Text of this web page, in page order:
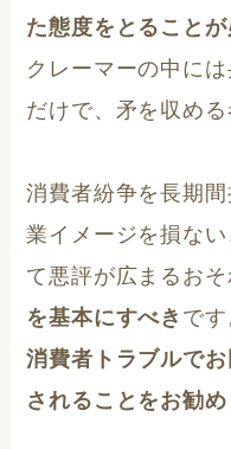
た態度をとること
クレーマーの中に
だけで、矛を収める
消費者紛争を長期
業イメージを損な
て悪評が広まるお
を基本にすべき です
消費者トラブルで
されることをお勧